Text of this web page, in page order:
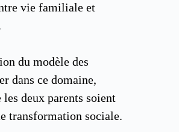
vie familiale et
du modèle des
dans ce domaine,
deux parents soient
transformation sociale.